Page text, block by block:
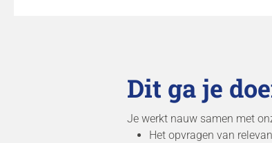
Dit ga je
Je werkt nauw samen met
Het opvragen van